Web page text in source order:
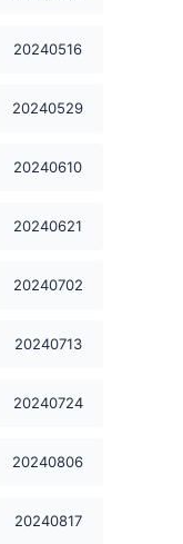
20240229
20240305
20240308
20240516
20240529
20240610
20240621
20240702
20240713
20240724
20240806
20240817